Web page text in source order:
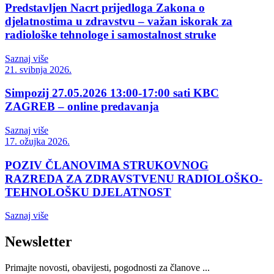
Predstavljen Nacrt prijedloga Zakona o
djelatnostima u zdravstvu – važan iskorak za
radiološke tehnologe i samostalnost struke
Saznaj više
21. svibnja 2026.
Simpozij 27.05.2026 13:00-17:00 sati KBC
ZAGREB – online predavanja
Saznaj više
17. ožujka 2026.
POZIV ČLANOVIMA STRUKOVNOG
RAZREDA ZA ZDRAVSTVENU RADIOLOŠKO-
TEHNOLOŠKU DJELATNOST
Saznaj više
Newsletter
Primajte novosti, obavijesti, pogodnosti za članove ...